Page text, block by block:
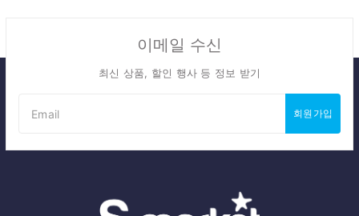
이메일 수신
최신 상품, 할인 행사 등 정보 받기
회원가입